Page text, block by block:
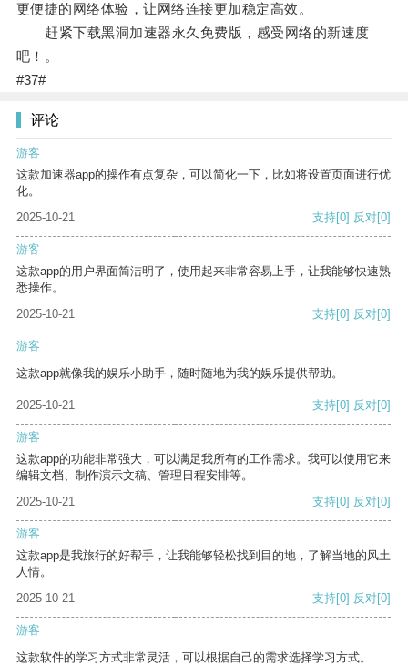
更便捷的网络体验，让网络连接更加稳定高效。
赶紧下载黑洞加速器永久免费版，感受网络的新速度
吧！。
#37#
评论
游客
这款加速器app的操作有点复杂，可以简化一下，比如将设置页面进行优
化。
2025-10-21
支持[0] 反对[0]
游客
这款app的用户界面简洁明了，使用起来非常容易上手，让我能够快速熟
悉操作。
2025-10-21
支持[0] 反对[0]
游客
这款app就像我的娱乐小助手，随时随地为我的娱乐提供帮助。
2025-10-21 支持[0] 反对[0]
游客
这款app的功能非常强大，可以满足我所有的工作需求。我可以使用它来
编辑文档、制作演示文稿、管理日程安排等。
2025-10-21
支持[0] 反对[0]
游客
这款app是我旅行的好帮手，让我能够轻松找到目的地，了解当地的风土
人情。
2025-10-21
支持[0] 反对[0]
游客
这款软件的学习方式非常灵活，可以根据自己的需求选择学习方式。